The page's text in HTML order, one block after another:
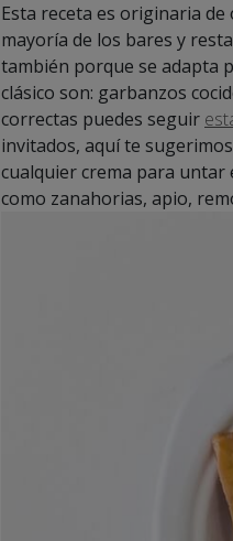
Esta receta es originaria
mayoría de los bares y
también porque se adapta
clásico son: garbanzos
correctas puedes seguir
invitados, aquí te
cualquier crema para untar
como zanahorias, apio,